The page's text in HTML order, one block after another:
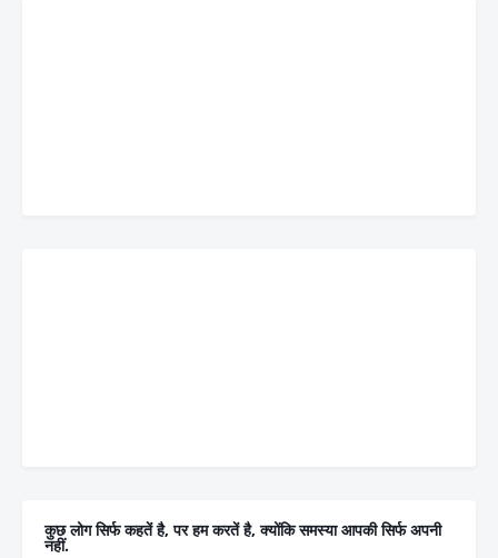
कुछ लोग सिर्फ कहतें है, पर हम करतें है, क्योंकि समस्या आपकी सिर्फ अपनी
नहीं.